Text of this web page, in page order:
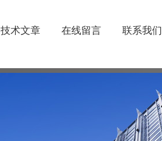
技术文章 在线留言 联系我们